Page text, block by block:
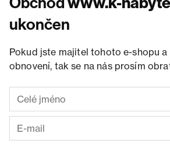
ukončen
Pokud jste majitel tohoto e-shopu a
obnovení, tak se na nás prosím